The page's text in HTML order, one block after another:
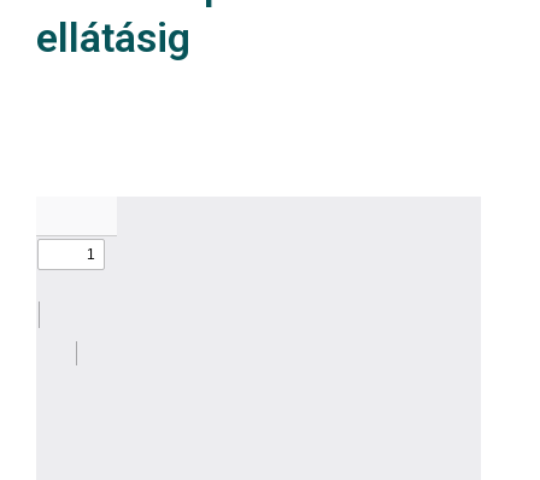
ellátásig